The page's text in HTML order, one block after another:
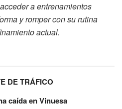
a entrenamientos
y romper con su rutina
actual.
DE TRÁFICO
caída en Vinuesa